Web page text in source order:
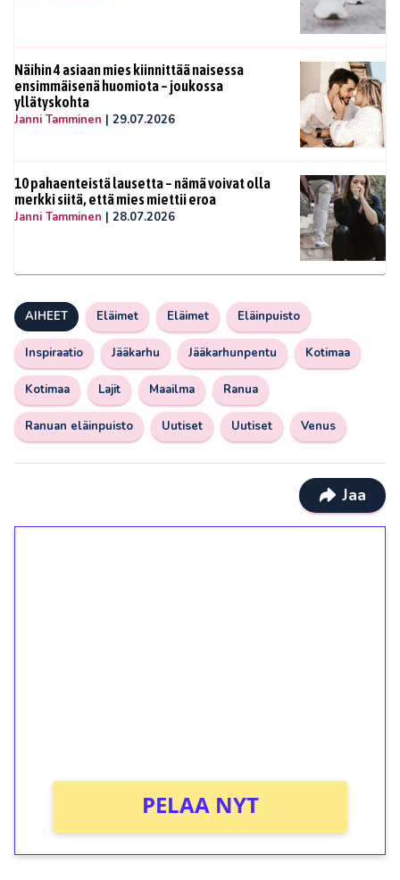
Näihin 4 asiaan mies kiinnittää naisessa
ensimmäisenä huomiota – joukossa
yllätyskohta
Janni Tamminen | 29.07.2026
10 pahaenteistä lausetta – nämä voivat olla
merkki siitä, että mies miettii eroa
Janni Tamminen | 28.07.2026
AIHEET Eläimet Eläimet Eläinpuisto
Inspiraatio Jääkarhu Jääkarhunpentu Kotimaa
Kotimaa Lajit Maailma Ranua
Ranuan eläinpuisto Uutiset Uutiset Venus
Jaa
PELAA NYT